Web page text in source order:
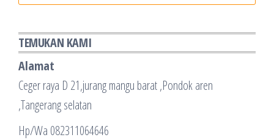
TEMUKAN KAMI
Alamat
Ceger raya D 21,jurang mangu barat ,Pondok aren
,Tangerang selatan
Hp/Wa 082311064646